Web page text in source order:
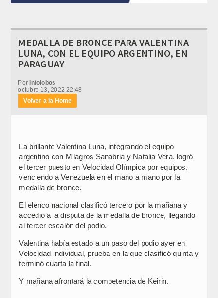
MEDALLA DE BRONCE PARA VALENTINA
LUNA, CON EL EQUIPO ARGENTINO, EN
PARAGUAY
PorInfolobos
octubre 13, 2022 22:48
Volver a la Home
La brillante Valentina Luna, integrando el equipo
argentino con Milagros Sanabria y Natalia Vera, logró
el tercer puesto en Velocidad Olímpica por equipos,
venciendo a Venezuela en el mano a mano por la
medalla de bronce.
El elenco nacional clasificó tercero por la mañana y
accedió a la disputa de la medalla de bronce, llegando
al tercer escalón del podio.
Valentina había estado a un paso del podio ayer en
Velocidad Individual, prueba en la que clasificó quinta y
terminó cuarta la final.
Y mañana afrontará la competencia de Keirin.